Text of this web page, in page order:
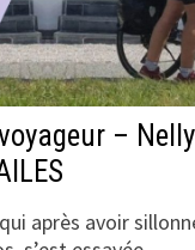
–
après avoir